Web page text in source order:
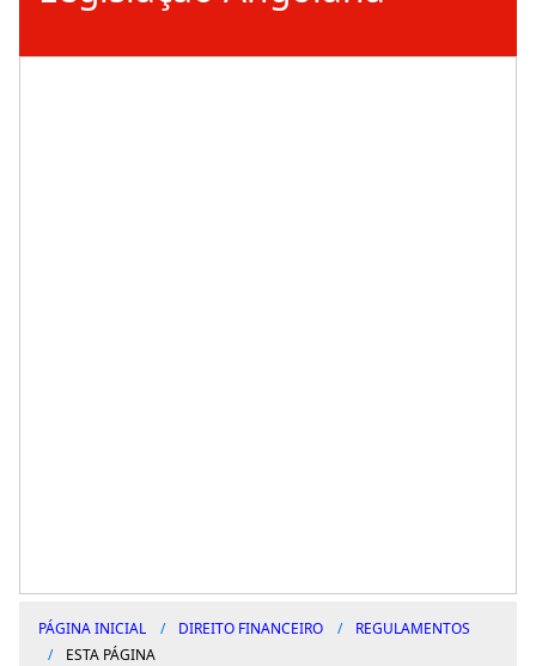
PÁGINA INICIAL DIREITO FINANCEIRO
REGULAMENTOS
ESTA PÁGINA